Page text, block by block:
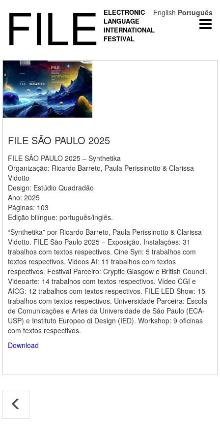
FILE
ELECTRONIC
LANGUAGE
INTERNATIONAL
FESTIVAL
FILE SÃO PAULO 2025
FILE SÃO PAULO 2025 – Synthetika
Organização: Ricardo Barreto, Paula Perissinotto & Clarissa
Vidotto
Design: Estúdio Quadradão
Ano: 2025
Páginas: 103
Edição bilíngue: português/inglês.
“Synthetika” por Ricardo Barreto, Paula Perissinotto & Clarissa
Vidotto. FILE São Paulo 2025 – Exposição. Instalações: 31
trabalhos com textos respectivos. Cine Syn: 5 trabalhos com
textos respectivos. Videos AI: 11 trabalhos com textos
respectivos. Festival Parceiro: Cryptic Glasgow e British Council.
Videoarte: 14 trabalhos com textos respectivos. Vídeo CGI e
AICG: 12 trabalhos com textos respectivos. FILE LED Show: 15
trabalhos com textos respectivos. Universidade Parceira: Escola
de Comunicações e Artes da Universidade de São Paulo (ECA-
USP) e Instituto Europeo di Design (IED). Workshop: 9 oficinas
com textos respectivos.
Download
English Português